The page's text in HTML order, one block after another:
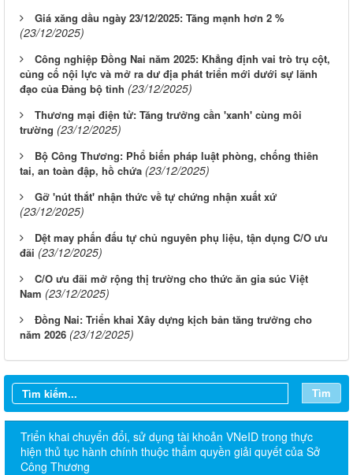
Giá xăng dầu ngày 23/12/2025: Tăng mạnh hơn 2 %
(23/12/2025)
Công nghiệp Đồng Nai năm 2025: Khẳng định vai trò trụ cột,
củng cố nội lực và mở ra dư địa phát triển mới dưới sự lãnh
đạo của Đảng bộ tỉnh (23/12/2025)
Thương mại điện tử: Tăng trưởng cần 'xanh' cùng môi
trường (23/12/2025)
Bộ Công Thương: Phổ biến pháp luật phòng, chống thiên
tai, an toàn đập, hồ chứa (23/12/2025)
Gỡ 'nút thắt' nhận thức về tự chứng nhận xuất xứ
(23/12/2025)
Dệt may phấn đấu tự chủ nguyên phụ liệu, tận dụng C/O ưu
đãi (23/12/2025)
C/O ưu đãi mở rộng thị trường cho thức ăn gia súc Việt
Nam (23/12/2025)
Đồng Nai: Triển khai Xây dựng kịch bản tăng trưởng cho
năm 2026 (23/12/2025)
Tìm
Triển khai chuyển đổi, sử dụng tài khoản VNeID trong thực
hiện thủ tục hành chính thuộc thẩm quyền giải quyết của Sở
Công Thương